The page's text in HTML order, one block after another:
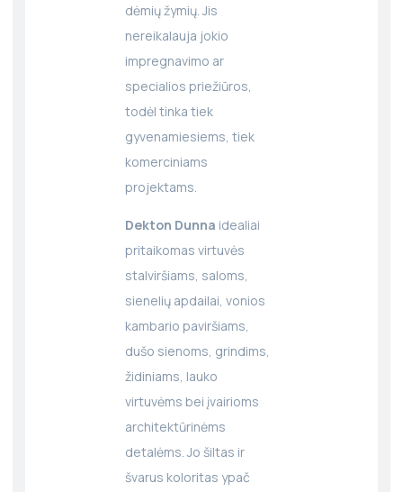
dėmių žymių. Jis
nereikalauja jokio
impregnavimo ar
specialios priežiūros,
todėl tinka tiek
gyvenamiesiems, tiek
komerciniams
projektams.
Dekton Dunna idealiai
pritaikomas virtuvės
stalviršiams, saloms,
sienelių apdailai, vonios
kambario paviršiams,
dušo sienoms, grindims,
židiniams, lauko
virtuvėms bei įvairioms
architektūrinėms
detalėms. Jo šiltas ir
švarus koloritas ypač